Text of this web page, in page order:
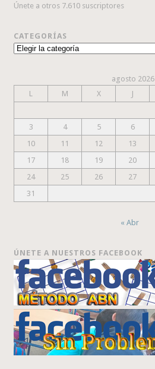
Únete a otros 7.610 suscriptores
CATEGORÍAS
Categorías
agosto 2026
L
M X J
3
4 5 6
10
11 12 13
17
18 19 20
24
25 26 27
31
« Abr
ÚNETE A NUESTROS FACEBOOK